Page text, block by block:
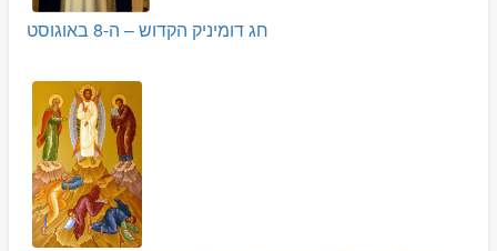
חג דומיניק הקדוש – ה-8 באוגוסט